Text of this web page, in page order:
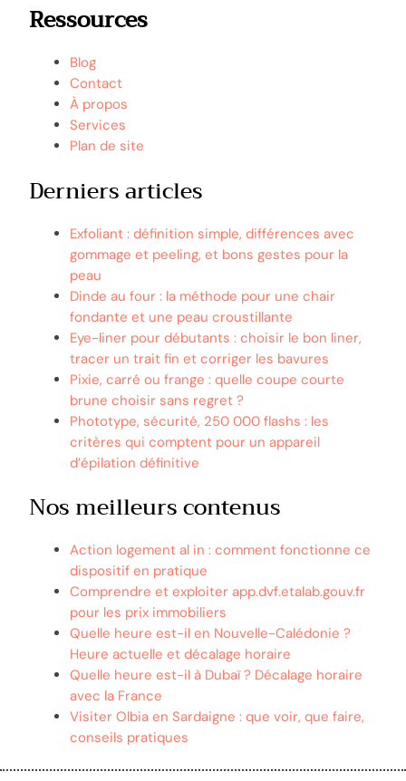
Ressources
Blog
Contact
À propos
Services
Plan de site
Derniers articles
Exfoliant : définition simple, différences avec
gommage et peeling, et bons gestes pour la
peau
Dinde au four : la méthode pour une chair
fondante et une peau croustillante
Eye-liner pour débutants : choisir le bon liner,
tracer un trait fin et corriger les bavures
Pixie, carré ou frange : quelle coupe courte
brune choisir sans regret ?
Phototype, sécurité, 250 000 flashs : les
critères qui comptent pour un appareil
d’épilation définitive
Nos meilleurs contenus
Action logement al in : comment fonctionne ce
dispositif en pratique
Comprendre et exploiter app.dvf.etalab.gouv.fr
pour les prix immobiliers
Quelle heure est-il en Nouvelle-Calédonie ?
Heure actuelle et décalage horaire
Quelle heure est-il à Dubaï ? Décalage horaire
avec la France
Visiter Olbia en Sardaigne : que voir, que faire,
conseils pratiques